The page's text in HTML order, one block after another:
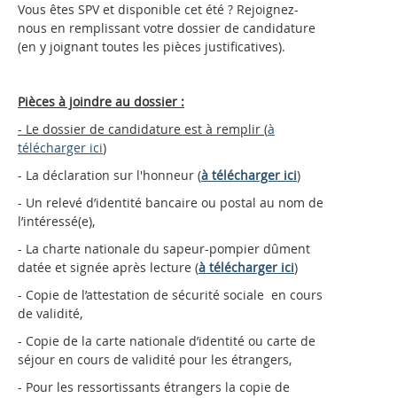
Vous êtes SPV et disponible cet été ? Rejoignez-
nous en remplissant votre dossier de candidature
(en y joignant toutes les pièces justificatives).
Pièces à joindre au dossier :
- Le dossier de candidature est à remplir (à
télécharger ici)
- La déclaration sur l'honneur (à télécharger ici)
- Un relevé d’identité bancaire ou postal au nom de
l’intéressé(e),
- La charte nationale du sapeur-pompier dûment
datée et signée après lecture (à télécharger ici)
- Copie de l’attestation de sécurité sociale en cours
de validité,
- Copie de la carte nationale d’identité ou carte de
séjour en cours de validité pour les étrangers,
- Pour les ressortissants étrangers la copie de